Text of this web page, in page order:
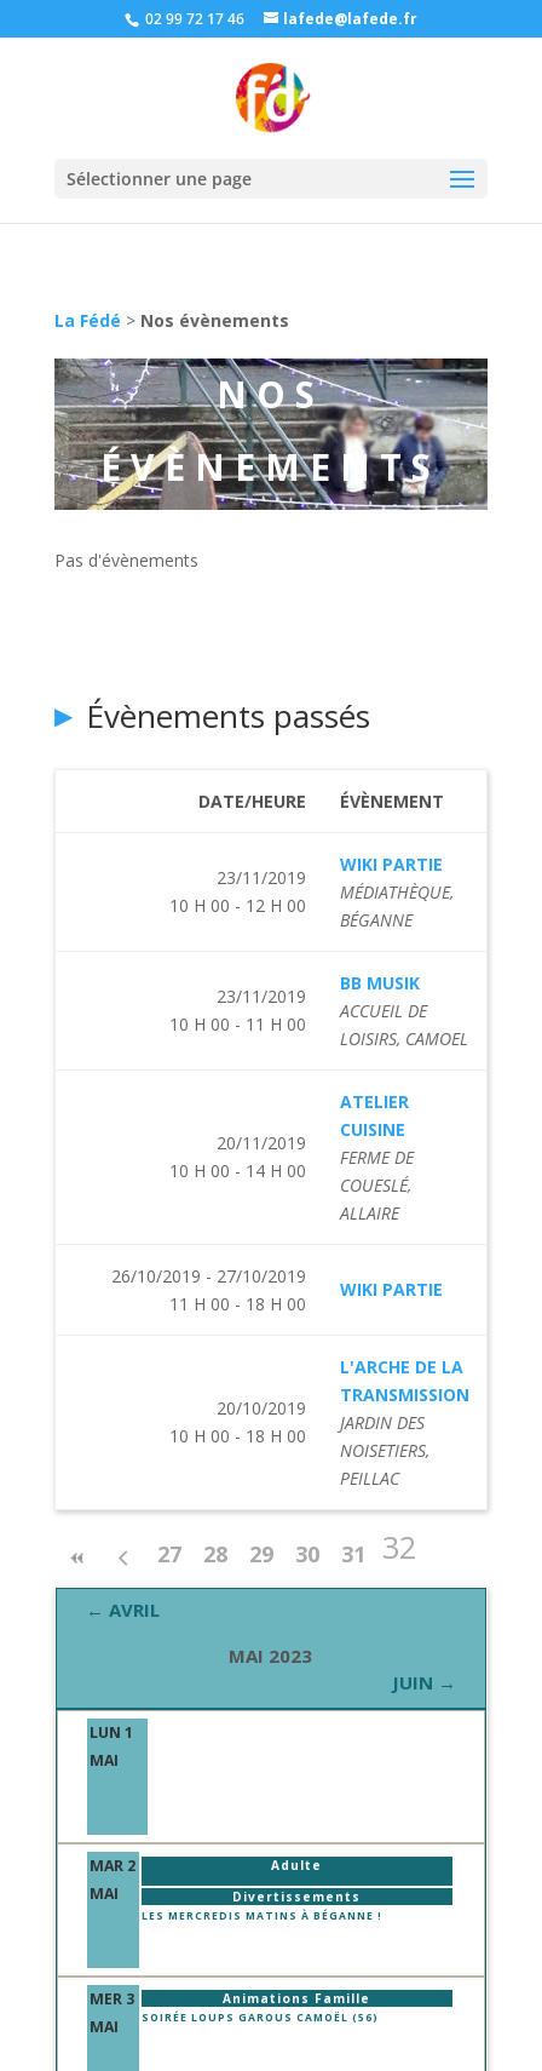
02 99 72 17 46 lafede@lafede.fr
Sélectionner une page
La Fédé > Nos évènements
NOS
ÉVÈNEMENTS
Pas d'évènements
Évènements passés
DATE/HEURE ÉVÈNEMENT
23/11/2019
10 H 00 - 12 H 00
WIKI PARTIE
MÉDIATHÈQUE,
BÉGANNE
23/11/2019
10 H 00 - 11 H 00
BB MUSIK
ACCUEIL DE
LOISIRS, CAMOEL
20/11/2019
10 H 00 - 14 H 00
ATELIER
CUISINE
FERME DE
COUESLÉ,
ALLAIRE
26/10/2019 - 27/10/2019
11 H 00 - 18 H 00
WIKI PARTIE
20/10/2019
10 H 00 - 18 H 00
L'ARCHE DE LA
TRANSMISSION
JARDIN DES
NOISETIERS,
PEILLAC
27 28 29 30 31 32
← AVRIL
MAI 2023
JUIN →
LUN 1
MAI
MAR 2
MAI
Adulte
Divertissements
LES MERCREDIS MATINS À BÉGANNE !
MER 3
MAI
Animations Famille
SOIRÉE LOUPS GAROUS CAMOËL (56)